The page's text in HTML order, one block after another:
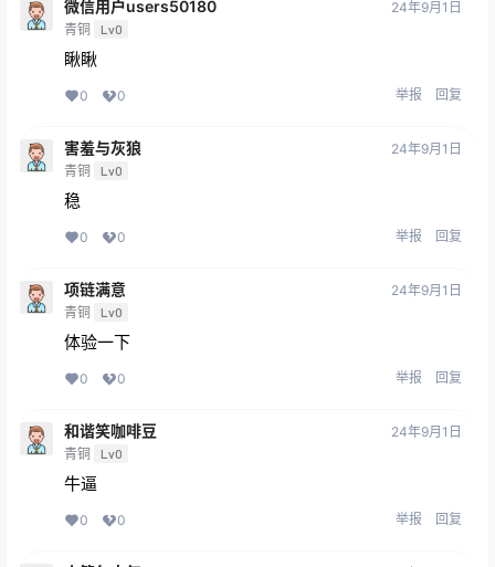
微信用户users50180
青铜 Lv0
24年9月1日
瞅瞅
0 0 举报 回复
害羞与灰狼
青铜 Lv0
24年9月1日
稳
0 0 举报 回复
项链满意
青铜 Lv0
24年9月1日
体验一下
0 0 举报 回复
和谐笑咖啡豆
青铜 Lv0
24年9月1日
牛逼
0 0 举报 回复